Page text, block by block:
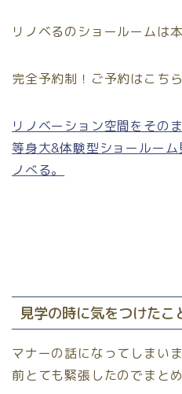
リノベるのショールームは
完全予約制！ご予約はこち
リノベーション空間をその
等身大&体験型ショールー
ノべる。
見学の時に気をつけたこ
マナーの話になってしまい
前とても緊張したのでまと